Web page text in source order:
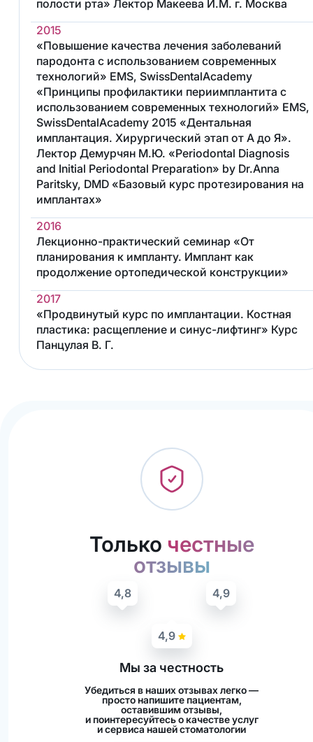
полости рта» Лектор Макеева И.М. г. Москва
2015
«Повышение качества лечения заболеваний
пародонта с использованием современных
технологий» EMS, SwissDentalAcademy
«Принципы профилактики периимплантита с
использованием современных технологий» EMS,
SwissDentalAcademy 2015 «Дентальная
имплантация. Хирургический этап от А до Я».
Лектор Демурчян М.Ю. «Periodontal Diagnosis
and Initial Periodontal Preparation» by Dr.Anna
Paritsky, DMD «Базовый курс протезирования на
имплантах»
2016
Лекционно-практический семинар «От
планирования к импланту. Имплант как
продолжение ортопедической конструкции»
2017
«Продвинутый курс по имплантации. Костная
пластика: расщепление и синус-лифтинг» Курс
Панцулая В. Г.
Только честные
отзывы
4,8 4,9
4,9
Мы за честность
Убедиться в наших отзывах легко —
просто напишите пациентам,
оставившим отзывы,
и поинтересуйтесь о качестве услуг
и сервиса нашей стоматологии